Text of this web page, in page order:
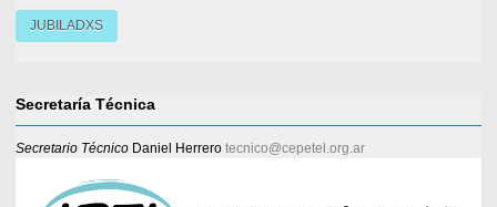
JUBILADXS
Secretaría Técnica
Secretario Técnico Daniel Herrero tecnico@cepetel.org.ar